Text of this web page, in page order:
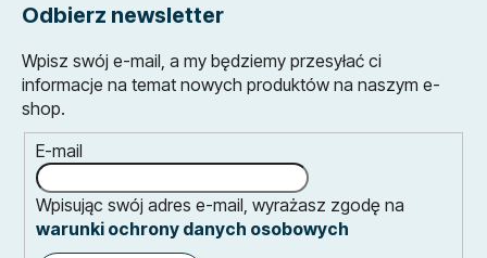
Odbierz newsletter
Wpisz swój e-mail, a my będziemy przesyłać ci
informacje na temat nowych produktów na naszym e-
shop.
E-mail
Wpisując swój adres e-mail, wyrażasz zgodę na
warunki ochrony danych osobowych